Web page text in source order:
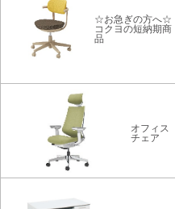
☆お急ぎの方へ☆
コクヨの短納期商
品
オフィス
チェア